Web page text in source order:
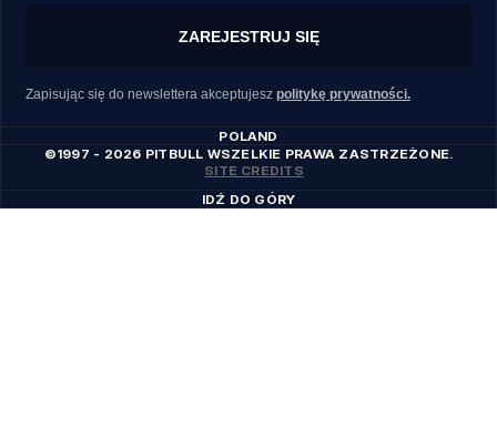
ZAREJESTRUJ SIĘ
Zapisując się do newslettera akceptujesz politykę prywatności.
POLAND
©1997 - 2026 PITBULL WSZELKIE PRAWA ZASTRZEŻONE.
SITE CREDITS
IDŹ DO GÓRY